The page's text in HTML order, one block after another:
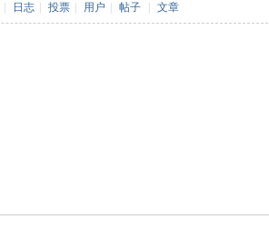
日志 投票 用户 帖子 文章